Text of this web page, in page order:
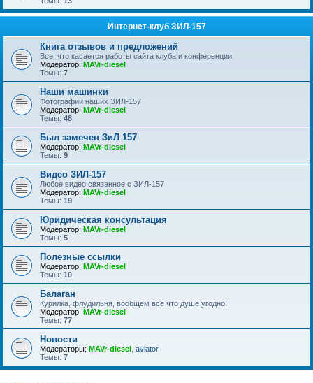
Интернет-клуб ЗИЛ-157
Книга отзывов и предложений
Все, что касается работы сайта клуба и конференции
Модератор: MAVr-diesel
Темы: 7
Наши машинки
Фотографии наших ЗИЛ-157
Модератор: MAVr-diesel
Темы: 48
Был замечен ЗиЛ 157
Модератор: MAVr-diesel
Темы: 9
Видео ЗИЛ-157
Любое видео связанное с ЗИЛ-157
Модератор: MAVr-diesel
Темы: 19
Юридическая консультация
Модератор: MAVr-diesel
Темы: 5
Полезные ссылки
Модератор: MAVr-diesel
Темы: 10
Балаган
Курилка, флудильня, вообщем всё что душе угодно!
Модератор: MAVr-diesel
Темы: 77
Новости
Модераторы: MAVr-diesel aviator
Темы: 7